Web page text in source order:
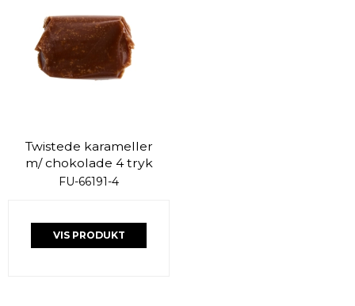
Twistede karameller
m/ chokolade 4 tryk
FU-66191-4
VIS PRODUKT